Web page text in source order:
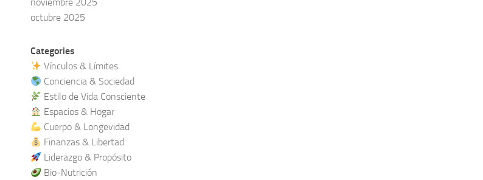
noviembre 2025
octubre 2025
Categories
Vínculos & Límites
Conciencia & Sociedad
Estilo de Vida Consciente
Espacios & Hogar
Cuerpo & Longevidad
Finanzas & Libertad
Liderazgo & Propósito
Bio-Nutrición